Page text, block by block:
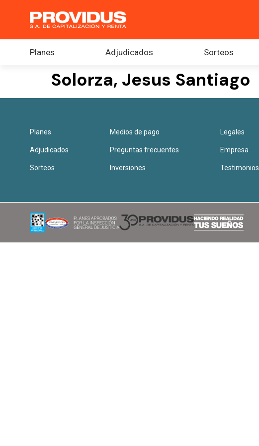
Planes Adjudicados Sorteos
Solorza, Jesus Santiago
Planes
Adjudicados
Sorteos
Medios de pago
Preguntas frecuentes
Inversiones
Legales
Empresa
Testimonios